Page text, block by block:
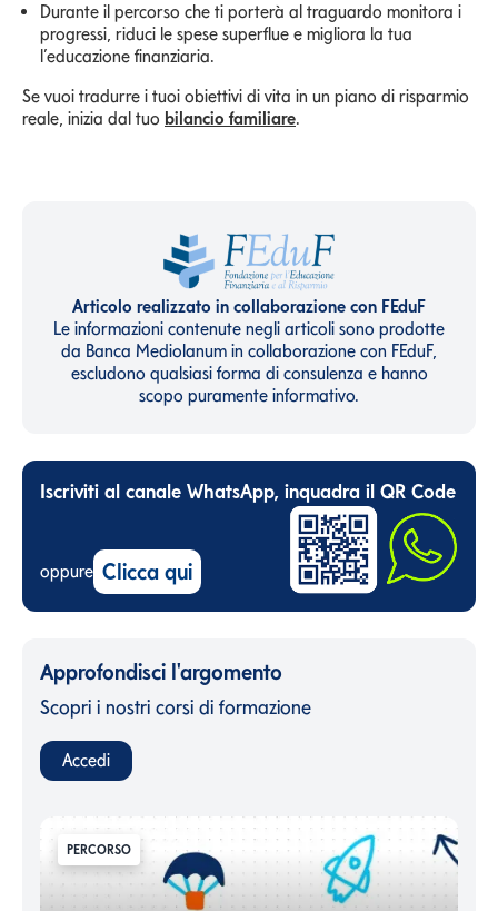
Durante il percorso che ti porterà al traguardo monitora i
progressi, riduci le spese superflue e migliora la tua
l’educazione finanziaria.
Se vuoi tradurre i tuoi obiettivi di vita in un piano di risparmio
reale, inizia dal tuo bilancio familiare.
Articolo realizzato in collaborazione con FEduF
Le informazioni contenute negli articoli sono prodotte
da Banca Mediolanum in collaborazione con FEduF,
escludono qualsiasi forma di consulenza e hanno
scopo puramente informativo.
Iscriviti al canale WhatsApp, inquadra il QR Code
oppure Clicca qui
Approfondisci l'argomento
Scopri i nostri corsi di formazione
Accedi
PERCORSO